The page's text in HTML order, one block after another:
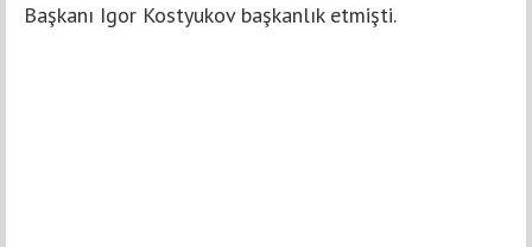
Başkanı Igor Kostyukov başkanlık etmişti.